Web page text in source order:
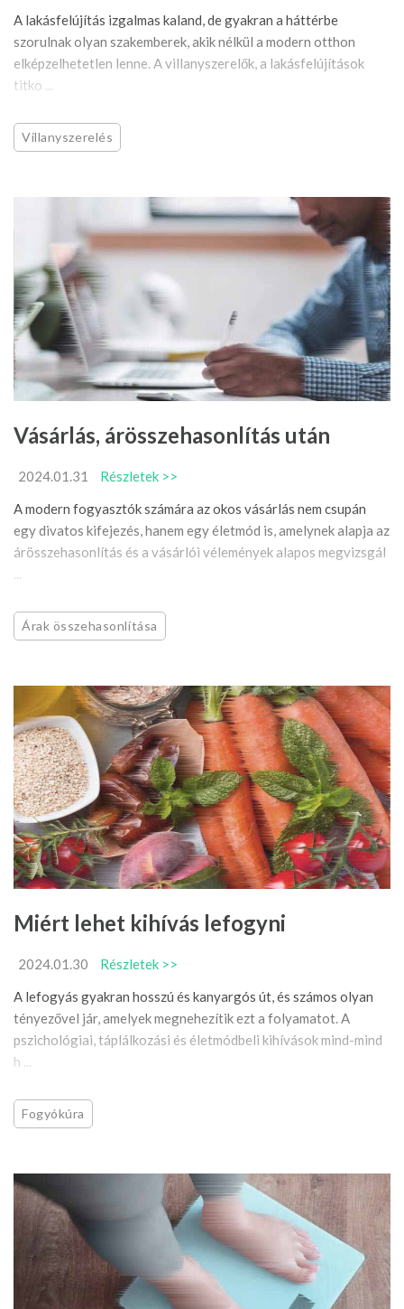
A lakásfelújítás izgalmas kaland, de gyakran a háttérbe
szorulnak olyan szakemberek, akik nélkül a modern otthon
elképzelhetetlen lenne. A villanyszerelők, a lakásfelújítások
titko ...
Villanyszerelés
Vásárlás, árösszehasonlítás után
2024.01.31
Részletek >>
A modern fogyasztók számára az okos vásárlás nem csupán
egy divatos kifejezés, hanem egy életmód is, amelynek alapja az
árösszehasonlítás és a vásárlói vélemények alapos megvizsgál
...
Árak összehasonlítása
Miért lehet kihívás lefogyni
2024.01.30
Részletek >>
A lefogyás gyakran hosszú és kanyargós út, és számos olyan
tényezővel jár, amelyek megnehezítik ezt a folyamatot. A
pszichológiai, táplálkozási és életmódbeli kihívások mind-mind
h ...
Fogyókúra